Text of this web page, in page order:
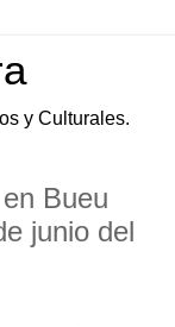
y Culturales.
Bueu
junio del